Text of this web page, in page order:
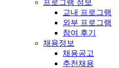
프로그램 정보
교내 프로그램
외부 프로그램
참여 후기
채용정보
채용공고
추천채용